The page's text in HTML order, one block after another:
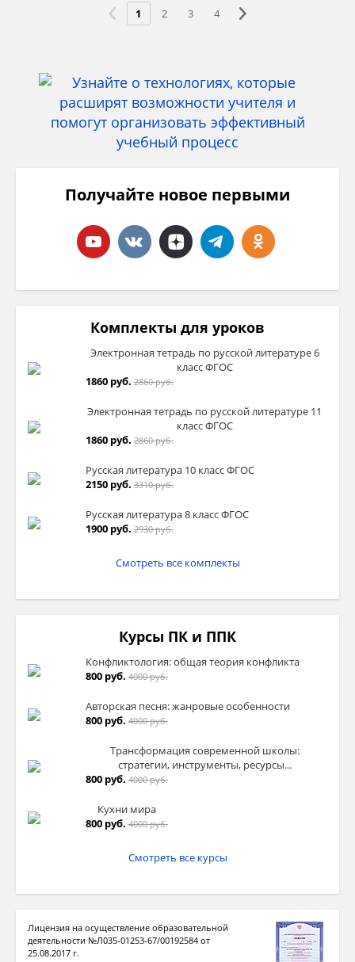
1 2 3 4
Получайте новое первыми
Комплекты для уроков
Электронная тетрадь по русской литературе 6
класс ФГОС
1860 руб. 2860 руб.
Электронная тетрадь по русской литературе 11
класс ФГОС
1860 руб. 2860 руб.
Русская литература 10 класс ФГОС
2150 руб. 3310 руб.
Русская литература 8 класс ФГОС
1900 руб. 2930 руб.
Смотреть все комплекты
Курсы ПК и ППК
Конфликтология: общая теория конфликта
800 руб. 4000 руб.
Авторская песня: жанровые особенности
800 руб. 4000 руб.
Трансформация современной школы:
стратегии, инструменты, ресурсы...
800 руб. 4000 руб.
Кухни мира
800 руб. 4000 руб.
Смотреть все курсы
Лицензия на осуществление образовательной
деятельности №Л035-01253-67/00192584 от
25.08.2017 г.